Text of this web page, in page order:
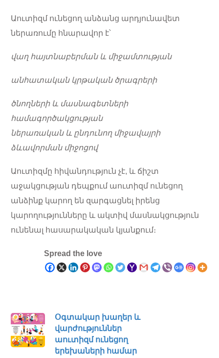
Աուտիզմ ունեցող անձանց արդյունավետ
ներառումը հնարավոր է՝
վաղ հայտնաբերման և միջամտության
անհատական կրթական ծրագրերի
ծնողների և մասնագետների
համագործակցության
ներառական և ընդունող միջավայրի
ձևավորման միջոցով
Աուտիզմը հիվանդություն չէ, և ճիշտ
աջակցության դեպքում աուտիզմ ունեցող
անձինք կարող են զարգացնել իրենց
կարողությունները և ակտիվ մասնակցություն
ունենալ հասարակական կյանքում։
Spread the love
Օգտակար խաղեր և
վարժություններ
աուտիզմ ունեցող
երեխաների համար